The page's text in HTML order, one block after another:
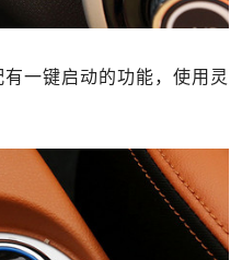
一键启动的功能，使用灵